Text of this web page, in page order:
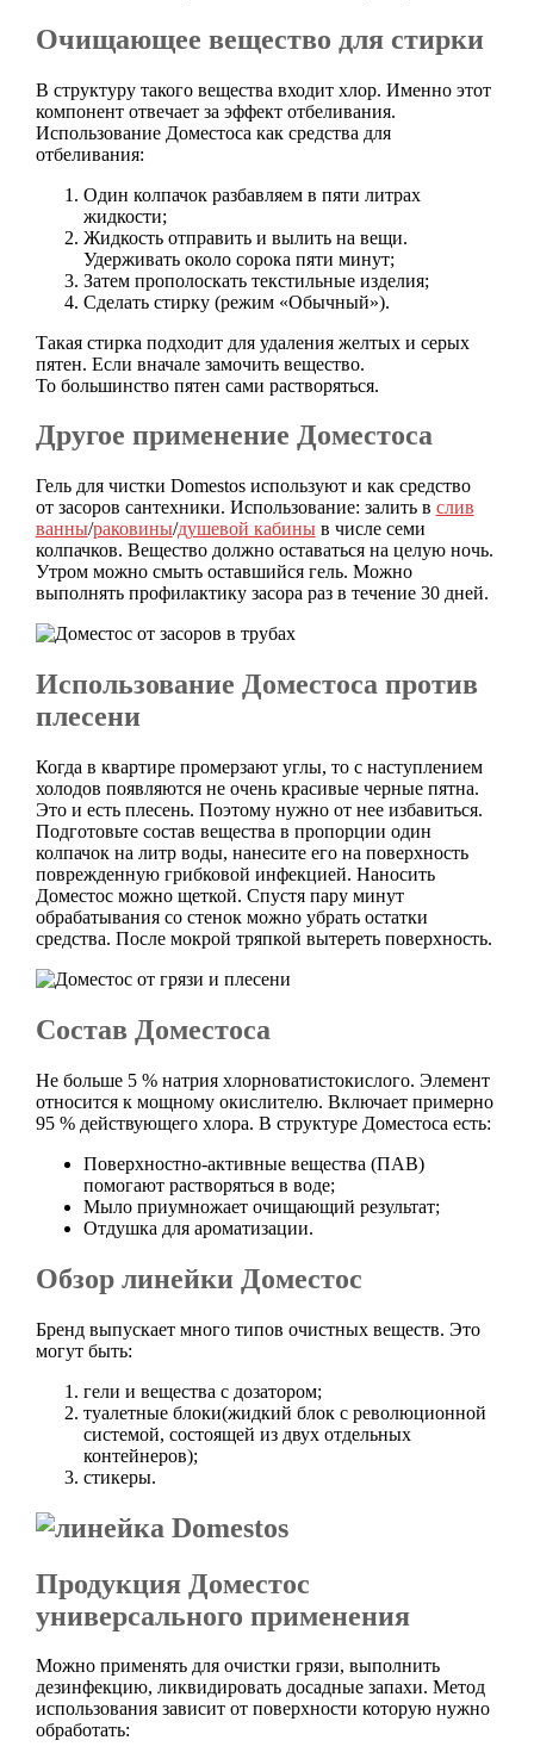
Очищающее вещество для стирки
В структуру такого вещества входит хлор. Именно этот
компонент отвечает за эффект отбеливания.
Использование Доместоса как средства для
отбеливания:
Один колпачок разбавляем в пяти литрах
жидкости;
Жидкость отправить и вылить на вещи.
Удерживать около сорока пяти минут;
Затем прополоскать текстильные изделия;
Сделать стирку (режим «Обычный»).
Такая стирка подходит для удаления желтых и серых
пятен. Если вначале замочить вещество.
То большинство пятен сами растворяться.
Другое применение Доместоса
Гель для чистки Domestos используют и как средство
от засоров сантехники. Использование: залить в слив
ванны/раковины/душевой кабиныв числе семи
колпачков. Вещество должно оставаться на целую ночь.
Утром можно смыть оставшийся гель. Можно
выполнять профилактику засора раз в течение 30 дней.
Использование Доместоса против
плесени
Когда в квартире промерзают углы, то с наступлением
холодов появляются не очень красивые черные пятна.
Это и есть плесень. Поэтому нужно от нее избавиться.
Подготовьте состав вещества в пропорции один
колпачок на литр воды, нанесите его на поверхность
поврежденную грибковой инфекцией. Наносить
Доместос можно щеткой. Спустя пару минут
обрабатывания со стенок можно убрать остатки
средства. После мокрой тряпкой вытереть поверхность.
Состав Доместоса
Не больше 5 % натрия хлорноватистокислого. Элемент
относится к мощному окислителю. Включает примерно
95 % действующего хлора. В структуре Доместоса есть:
Поверхностно-активные вещества (ПАВ)
помогают растворяться в воде;
Мыло приумножает очищающий результат;
Отдушка для ароматизации.
Обзор линейки Доместос
Бренд выпускает много типов очистных веществ. Это
могут быть:
гели и вещества с дозатором;
туалетные блоки(жидкий блок с революционной
системой, состоящей из двух отдельных
контейнеров);
стикеры.
Продукция Доместос
универсального применения
Можно применять для очистки грязи, выполнить
дезинфекцию, ликвидировать досадные запахи. Метод
использования зависит от поверхности которую нужно
обработать: